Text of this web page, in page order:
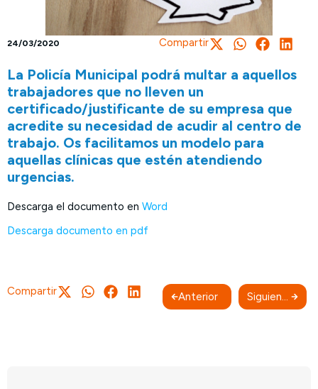
24/03/2020 Compartir
La Policía Municipal podrá multar a aquellos
trabajadores que no lleven un
certificado/justificante de su empresa que
acredite su necesidad de acudir al centro de
trabajo. Os facilitamos un modelo para
aquellas clínicas que estén atendiendo
urgencias.
Descarga el documento en Word
Descarga documento en pdf
Compartir Anterior